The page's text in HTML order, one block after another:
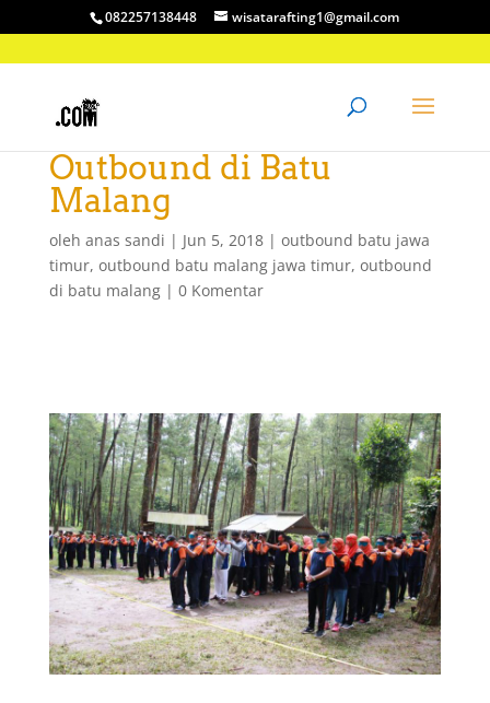
082257138448 wisatarafting1@gmail.com
Outbound di Batu
Malang
oleh anas sandi | Jun 5, 2018| outbound batu jawa
timur, outbound batu malang jawa timur, outbound
di batu malang| 0 Komentar